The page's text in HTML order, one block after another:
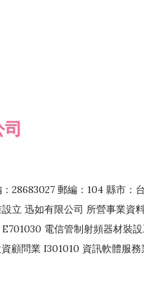
28683027 郵編：104 縣市：
立 迅如有限公司 所營事業資
E701030 電信管制射頻器材裝
顧問業 I301010 資訊軟體服
業 F203020 菸酒零售業